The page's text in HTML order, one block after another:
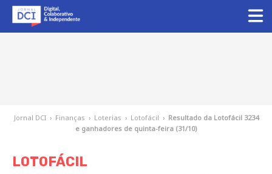
Jornal DCI › Finanças › Loterias › Lotofácil › Resultado da Lotofácil 3234
e ganhadores de quinta-feira (31/10)
LOTOFÁCIL